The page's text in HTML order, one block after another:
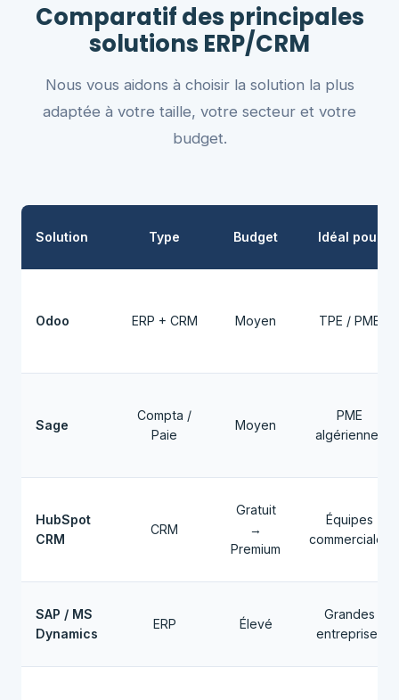
Comparatif des principales
solutions ERP/CRM
Nous vous aidons à choisir la solution la plus
adaptée à votre taille, votre secteur et votre
budget.
Solution Type Budget Idéal pour
Odoo ERP + CRM Moyen TPE / PME
Sage
Compta /
Paie
Moyen
PME
algériennes
HubSpot
CRM
CRM
Gratuit
→
Premium
Équipes
commerciales
SAP / MS
Dynamics
ERP Élevé
Grandes
entreprises